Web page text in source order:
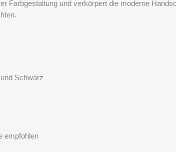
Farbgestaltung und verkörpert die moderne
Schwarz
empfohlen